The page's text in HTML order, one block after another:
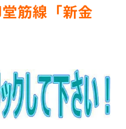
筋線「新金